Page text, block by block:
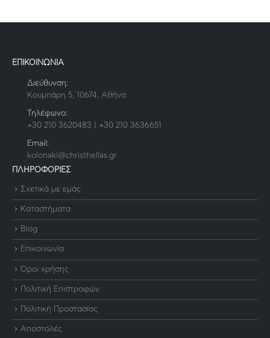
ΕΠΙΚΟΙΝΩΝΙΑ
Διεύθυνση:
Κουμπάρη 5, 10674, Αθήνα
Τηλέφωνο:
+30 210 3620483 | +30 210 3636651
Email:
kolonaki@christhellas.gr
ΠΛΗΡΟΦΟΡΙΕΣ
Σχετικά με εμάς
Καταστήματα
Blog
Επικοινωνία
Όροι χρήσης
Πολιτική Επιστροφών
Πολιτική Προστασίας
Αποστολές